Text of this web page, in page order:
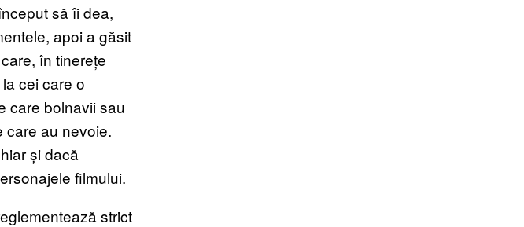
să îi dea,
apoi a găsit
în tinerețe
cei care o
care bolnavii sau
care au nevoie.
și dacă
filmului.
strict